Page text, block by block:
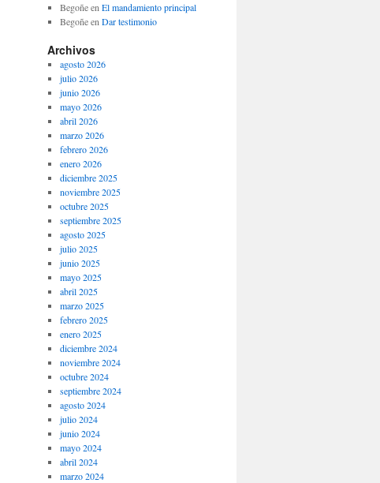
Begoñeen El mandamiento principal
Begoñeen Dar testimonio
Archivos
agosto 2026
julio 2026
junio 2026
mayo 2026
abril 2026
marzo 2026
febrero 2026
enero 2026
diciembre 2025
noviembre 2025
octubre 2025
septiembre 2025
agosto 2025
julio 2025
junio 2025
mayo 2025
abril 2025
marzo 2025
febrero 2025
enero 2025
diciembre 2024
noviembre 2024
octubre 2024
septiembre 2024
agosto 2024
julio 2024
junio 2024
mayo 2024
abril 2024
marzo 2024